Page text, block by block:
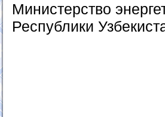
Министерство
Республики